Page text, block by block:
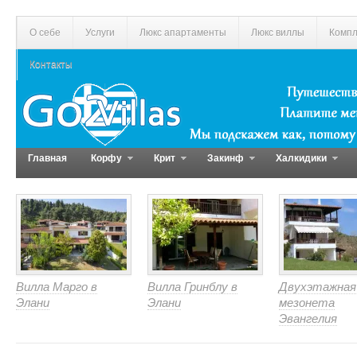
О себе Услуги Люкс апартаменты Люкс виллы
Контакты
Главная Корфу Крит Закинф Халкидики
Вилла Марго в
Элани
Вилла Гринблу в
Элани
Двухэтажная
мезонета
Эвангелия